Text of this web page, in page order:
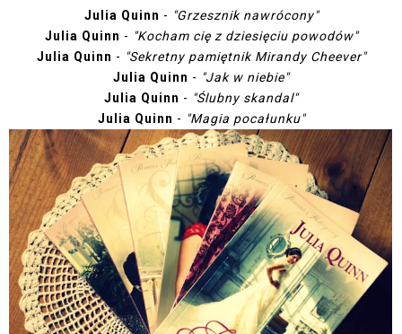
Julia Quinn - "Grzesznik nawrócony"
Julia Quinn - "Kocham cię z dziesięciu powodów"
Julia Quinn - "Sekretny pamiętnik Mirandy Cheever"
Julia Quinn - "Jak w niebie"
Julia Quinn - "Ślubny skandal"
Julia Quinn - "Magia pocałunku"